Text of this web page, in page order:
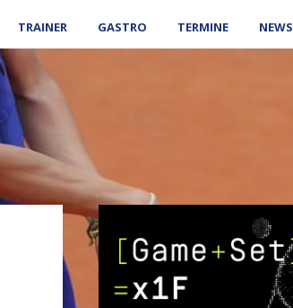
TRAINER GASTRO TERMINE NEWS